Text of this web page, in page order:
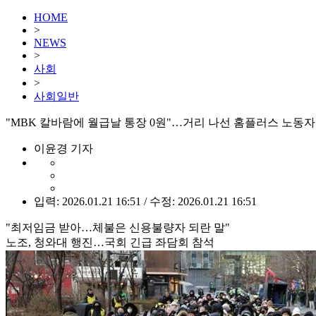
HOME
>
NEWS
>
사회
>
사회일반
"MBK 칼바람에 월급날 통장 0원"…거리 나선 홈플러스 노동
이윤경 기자
입력: 2026.01.21 16:51 / 수정: 2026.01.21 16:51
"최저임금 받아…체불은 신용불량자 되란 말"
노조, 청와대 행진…국회 긴급 좌담회 참석